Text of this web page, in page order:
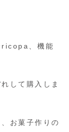
ricopa、機能
して購入しま
お菓子作りの